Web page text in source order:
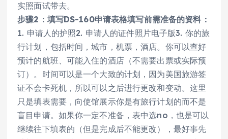
实照面试带去。
步骤2：填写DS-160申请表格填写前需准备的资料：
1. 申请人的护照2. 申请人的证件照片电子版3. 你的旅
行计划，包括时间，城市，机票，酒店。你可以查好
预计的航班、可能入住的酒店（不需要出票或实际预
订）。时间可以是一个大致的计划，因为美国旅游签
证不会卡死机，所以可以之后进行更改和变动。这里
只是填表需要，向使馆展示你是有旅行计划的而不是
盲目申请。如果你一定不准备，表中选no，也是可以
继续往下填表的（但是完成后不能更改），最好事先